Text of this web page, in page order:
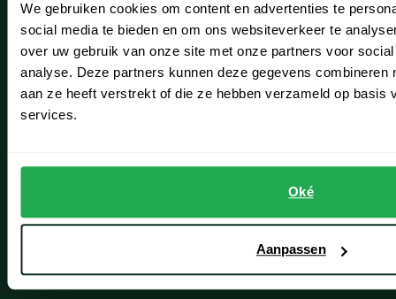
We gebruiken cookies om content en advertenties te
social media te bieden en om ons websiteverkeer te
over uw gebruik van onze site met onze partners voor
analyse. Deze partners kunnen deze gegevens combineren
aan ze heeft verstrekt of die ze hebben verzameld op basis
services.
Oké
Aanpassen
Leiderdorp
Lisse
Noordwijk
Oegstgeest
Paul & Shark specialist